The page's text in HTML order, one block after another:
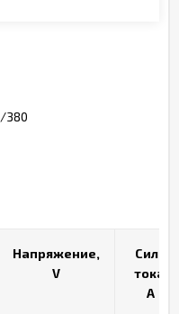
380
Напряжение,
V
Сила
тока, A
Напряжение,
V
Сила
тока,
A